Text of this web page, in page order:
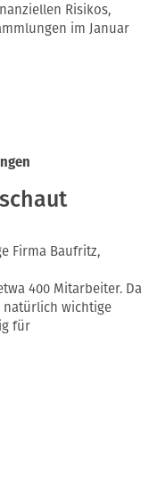
Risikos,
im Januar
Firma Baufritz,
400 Mitarbeiter. Da
natürlich wichtige
für